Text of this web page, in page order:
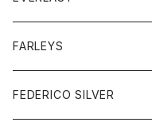
シャツ
セーター
ボトム
ショートパンツ
レディース
トップス
ジャケット
ボトム
FARLEYS
FEDERICO SILVER